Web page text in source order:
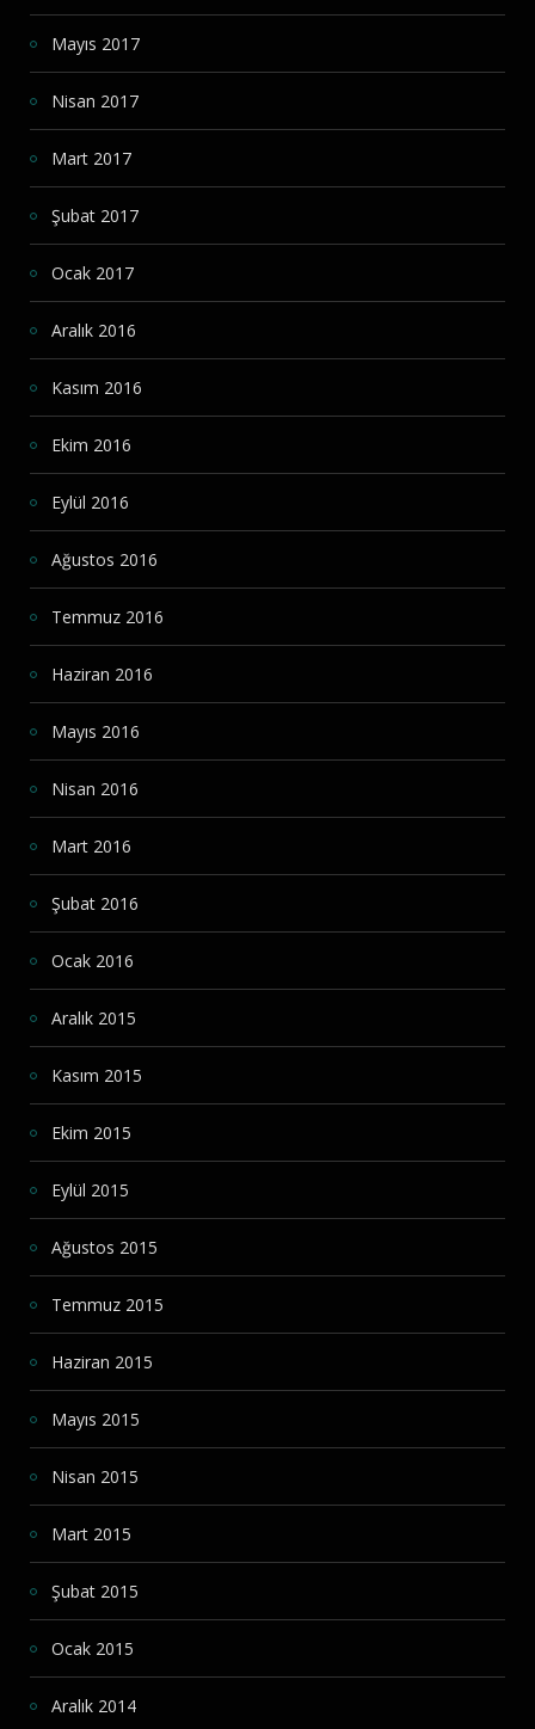
Mayıs 2017
Nisan 2017
Mart 2017
Şubat 2017
Ocak 2017
Aralık 2016
Kasım 2016
Ekim 2016
Eylül 2016
Ağustos 2016
Temmuz 2016
Haziran 2016
Mayıs 2016
Nisan 2016
Mart 2016
Şubat 2016
Ocak 2016
Aralık 2015
Kasım 2015
Ekim 2015
Eylül 2015
Ağustos 2015
Temmuz 2015
Haziran 2015
Mayıs 2015
Nisan 2015
Mart 2015
Şubat 2015
Ocak 2015
Aralık 2014